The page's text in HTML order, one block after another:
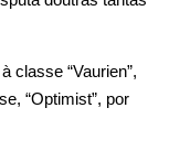
classe “Vaurien”,
“Optimist”, por